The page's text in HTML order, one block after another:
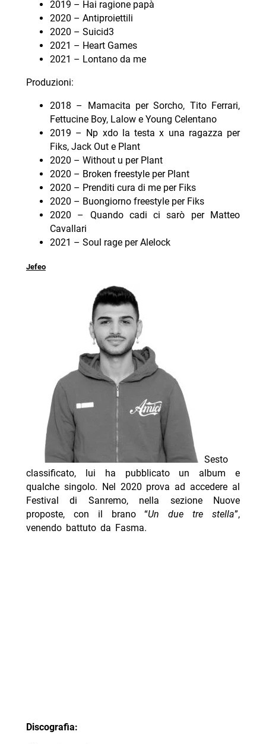
2019 – Hai ragione papà
2020 – Antiproiettili
2020 – Suicid3
2021 – Heart Games
2021 – Lontano da me
Produzioni:
2018 – Mamacita per Sorcho, Tito Ferrari,
Fettucine Boy, Lalow e Young Celentano
2019 – Np xdo la testa x una ragazza per
Fiks, Jack Out e Plant
2020 – Without u per Plant
2020 – Broken freestyle per Plant
2020 – Prenditi cura di me per Fiks
2020 – Buongiorno freestyle per Fiks
2020 – Quando cadi ci sarò per Matteo
Cavallari
2021 – Soul rage per Alelock
Jefeo
Sesto
classificato, lui ha pubblicato un album e
qualche singolo. Nel 2020 prova ad accedere al
Festival di Sanremo, nella sezione Nuove
proposte, con il brano “Un due tre stella”,
venendo battuto da Fasma.
Discografia: